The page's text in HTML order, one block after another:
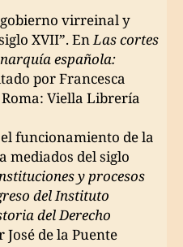
virreinal y
XVII”. EnLas cortes
española:
por Francesca
Viella Librería
funcionamiento de la
mediados del siglo
y procesos
del Instituto
del Derecho
José de la Puente